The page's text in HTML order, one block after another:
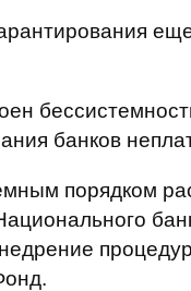
банков
порядком